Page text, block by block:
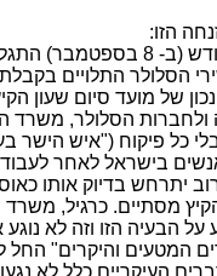
הזו:
. לפני פחות מחודש (ב- 8
הסלולר התלויים
של מועד סיום שעון
ולחברות הסלולר,
כל פיקוח ("איש הישר
בישראל לאחר
יתרחש בדיוק אותו
מסתיים. כרגיל,
הבעיה הזו וזה לא נוגע
המטעים והיקרים" החל
העיקריים כלל לא